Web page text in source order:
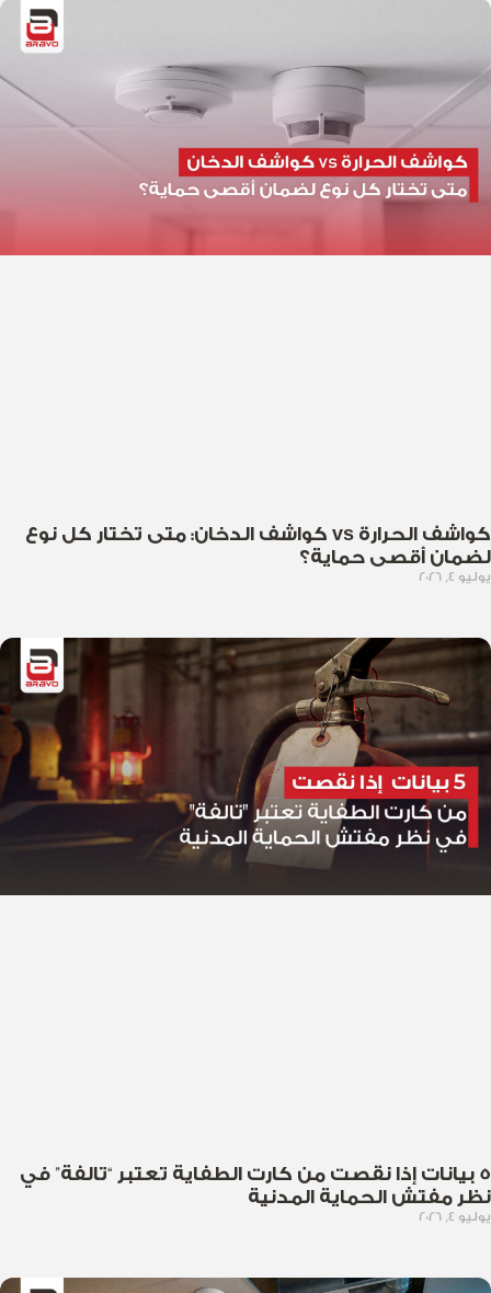
كواشف الحرارة vs كواشف الدخان: متى تختار كل نوع
لضمان أقصى حماية؟
يوليو 4, 2026
5 بيانات إذا نقصت من كارت الطفاية تعتبر “تالفة” في
نظر مفتش الحماية المدنية
يوليو 4, 2026